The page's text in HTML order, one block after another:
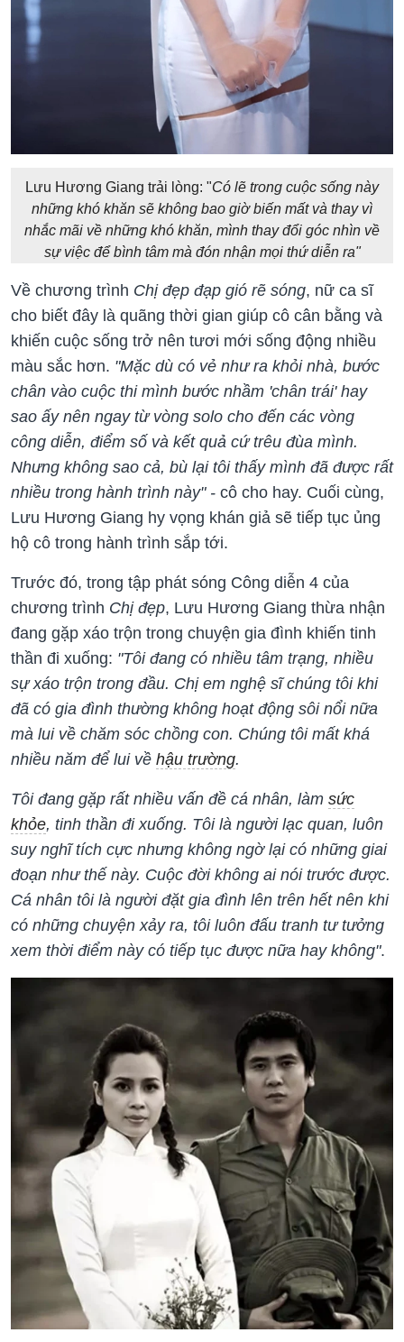
Lưu Hương Giang trải lòng: "Có lẽ trong cuộc sống này
những khó khăn sẽ không bao giờ biến mất và thay vì
nhắc mãi về những khó khăn, mình thay đổi góc nhìn về
sự việc để bình tâm mà đón nhận mọi thứ diễn ra"
Về chương trình Chị đẹp đạp gió rẽ sóng, nữ ca sĩ
cho biết đây là quãng thời gian giúp cô cân bằng và
khiến cuộc sống trở nên tươi mới sống động nhiều
màu sắc hơn. "Mặc dù có vẻ như ra khỏi nhà, bước
chân vào cuộc thi mình bước nhầm 'chân trái' hay
sao ấy nên ngay từ vòng solo cho đến các vòng
công diễn, điểm số và kết quả cứ trêu đùa mình.
Nhưng không sao cả, bù lại tôi thấy mình đã được rất
nhiều trong hành trình này" - cô cho hay. Cuối cùng,
Lưu Hương Giang hy vọng khán giả sẽ tiếp tục ủng
hộ cô trong hành trình sắp tới.
Trước đó, trong tập phát sóng Công diễn 4 của
chương trình Chị đẹp, Lưu Hương Giang thừa nhận
đang gặp xáo trộn trong chuyện gia đình khiến tinh
thần đi xuống: "Tôi đang có nhiều tâm trạng, nhiều
sự xáo trộn trong đầu. Chị em nghệ sĩ chúng tôi khi
đã có gia đình thường không hoạt động sôi nổi nữa
mà lui về chăm sóc chồng con. Chúng tôi mất khá
nhiều năm để lui về hậu trường.
Tôi đang gặp rất nhiều vấn đề cá nhân, làm sức
khỏe, tinh thần đi xuống. Tôi là người lạc quan, luôn
suy nghĩ tích cực nhưng không ngờ lại có những giai
đoạn như thế này. Cuộc đời không ai nói trước được.
Cá nhân tôi là người đặt gia đình lên trên hết nên khi
có những chuyện xảy ra, tôi luôn đấu tranh tư tưởng
xem thời điểm này có tiếp tục được nữa hay không".